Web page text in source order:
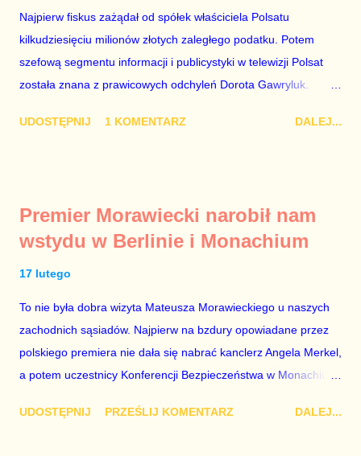
Najpierw fiskus zażądał od spółek właściciela Polsatu
kilkudziesięciu milionów złotych zaległego podatku. Potem
szefową segmentu informacji i publicystyki w telewizji Polsat
została znana z prawicowych odchyleń Dorota Gawryluk.
marionetka partii rządzącej, żona agenta SB, który jest obecnie
tylko tam, gdzie nie ma trudnych pytań. Taki obrót spraw
przyjmuję ze smutkiem. Właściciela Polsatu – Zygmunta
znowu dał się złamać partii Jarosława Kaczyńskiego. Znowu,
bo w 2007 roku też tak się stało. Na kilka tygodni przed
przedterminowymi wyborami parlamentarnymi do biur Solorza
politycy PiS wysłali Agencję Bezpieczeństwa Wewnętrznego, a
UDOSTĘPNIJ 1 KOMENTARZ DALEJ...
Premier Morawiecki narobił nam
wstydu w Berlinie i Monachium
17 lutego
To nie była dobra wizyta Mateusza Morawieckiego u naszych
zachodnich sąsiadów. Najpierw na bzdury opowiadane przez
polskiego premiera nie dała się nabrać kanclerz Angela Merkel,
a potem uczestnicy Konferencji Bezpieczeństwa w Monachium.
Merkel i Morawieckiego narastało we mnie zażenowanie. Było
UDOSTĘPNIJ PRZEŚLIJ KOMENTARZ DALEJ...